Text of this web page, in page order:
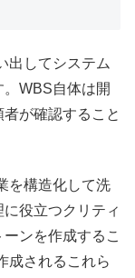
出してシステム
WBS自体は開
が確認すること
を構造化して洗
役立つクリティ
ンを作成するこ
成されるこれら